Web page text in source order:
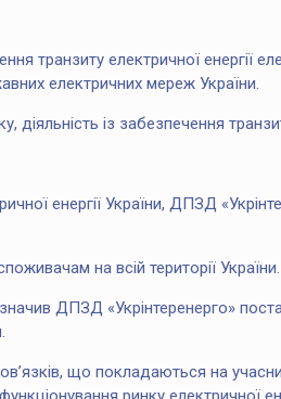
транзиту електричної енергії
електричних мереж України.
із забезпечення
енергії України, ДПЗД
на всій території України.
ДПЗД «Укрінтеренерго»
що покладаються на